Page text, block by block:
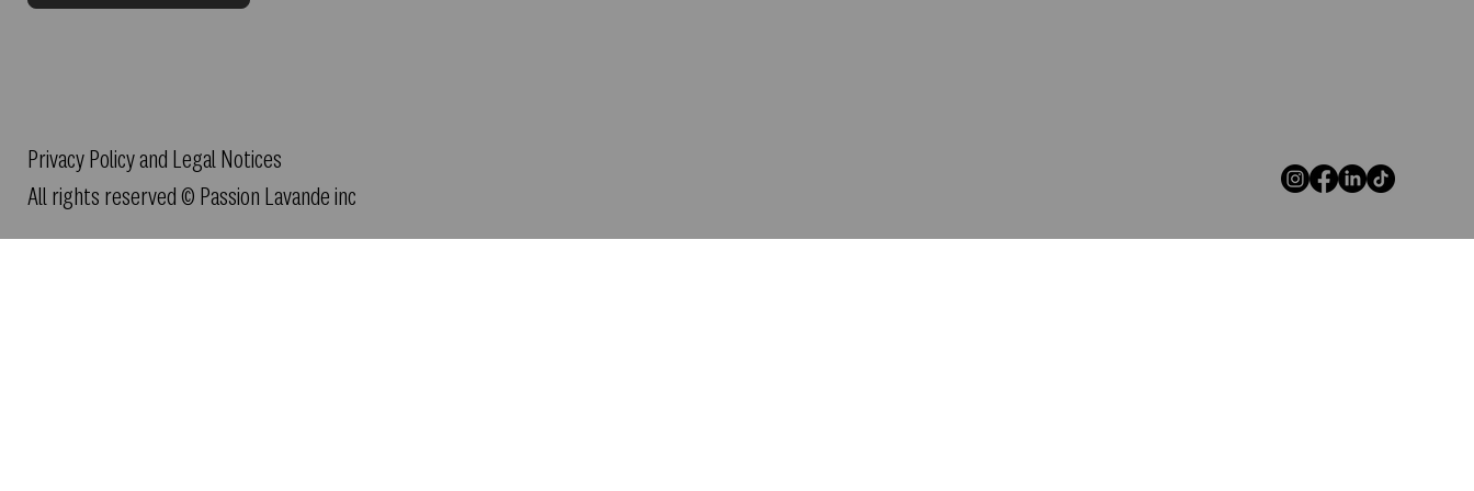
Privacy Policy and Legal Notices
All rights reserved © Passion Lavande inc